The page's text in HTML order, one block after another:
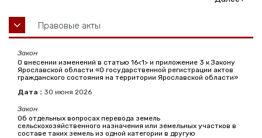
Правовые акты
Закон
О внесении изменений в статью 16<1> и приложение 3 к Закону
Ярославской области «О государственной регистрации актов
гражданского состояния на территории Ярославской области»
Дата : 30 июня 2026
Закон
Об отдельных вопросах перевода земель
сельскохозяйственного назначения или земельных участков в
составе таких земель из одной категории в другую